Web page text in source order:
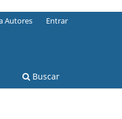
Buscar
Autores Entrar